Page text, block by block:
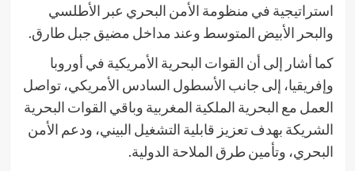
استراتيجية في منظومة الأمن البحري عبر الأطلسي
والبحر الأبيض المتوسط وعند مداخل مضيق جبل طارق.
كما أشار إلى أن القوات البحرية الأمريكية في أوروبا
وإفريقيا، إلى جانب الأسطول السادس الأمريكي، تواصل
العمل مع البحرية الملكية المغربية وباقي القوات البحرية
الشريكة بهدف تعزيز قابلية التشغيل البيني، ودعم الأمن
البحري، وتأمين طرق الملاحة الدولية.